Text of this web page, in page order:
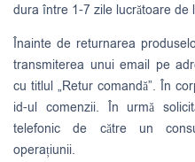
dura între 1-7 zile lucrătoare
Înainte de returnarea
transmiterea unui email pe
cu titlul „Retur comandă”. În
id-ul comenzii. În urmă
telefonic de către un
operațiunii.